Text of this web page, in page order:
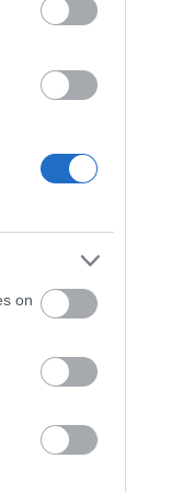
on